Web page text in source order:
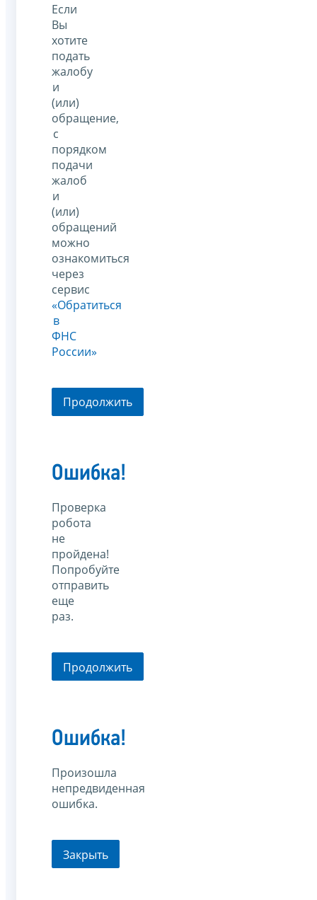
Если
Вы
хотите
подать
жалобу
и
(или)
обращение,
с
порядком
подачи
жалоб
и
(или)
обращений
можно
ознакомиться
через
сервис
«Обратиться
в
ФНС
России»
Продолжить
Ошибка!
Проверка
робота
не
пройдена!
Попробуйте
отправить
еще
раз.
Продолжить
Ошибка!
Произошла
непредвиденная
ошибка.
Закрыть